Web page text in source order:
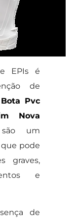
EPIs é
de
Bota Pvc
Nova
um
pode
graves,
e
de